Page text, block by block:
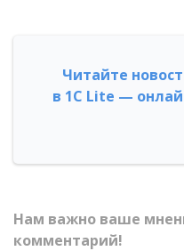
Читайте
в 1С Lite —
Нам важно ваше
комментарий!